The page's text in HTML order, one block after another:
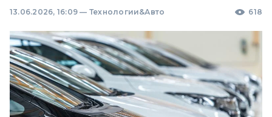
13.06.2026, 16:09 — Технологии&Авто 618